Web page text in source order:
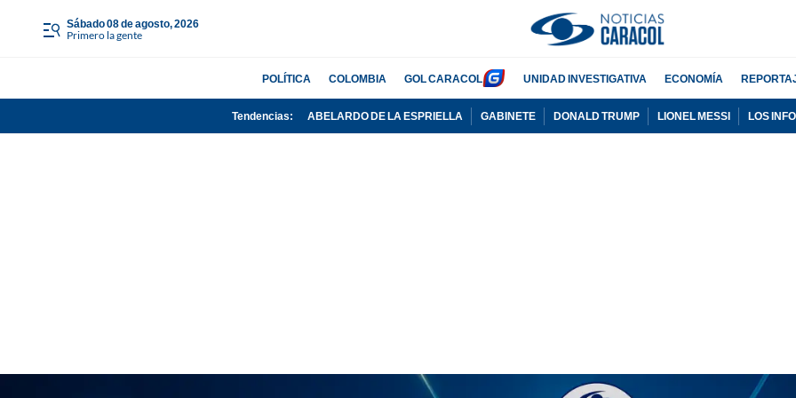
sábado 08 de agosto, 2026
Primero la gente
POLÍTICA COLOMBIA GOL CARACOL UNIDAD INVESTIGATIVA ECONOMÍA
Tendencias: ABELARDO DE LA ESPRIELLA GABINETE DONALD TRUMP LIONEL MESSI LOS